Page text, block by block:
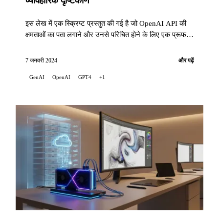
इस लेख में एक स्क्रिप्ट प्रस्तुत की गई है जो OpenAI API की
क्षमताओं का पता लगाने और उनसे परिचित होने के लिए एक प्रूफ
7 जनवरी 2024 और पढ़ें
GenAI OpenAI GPT4 +1